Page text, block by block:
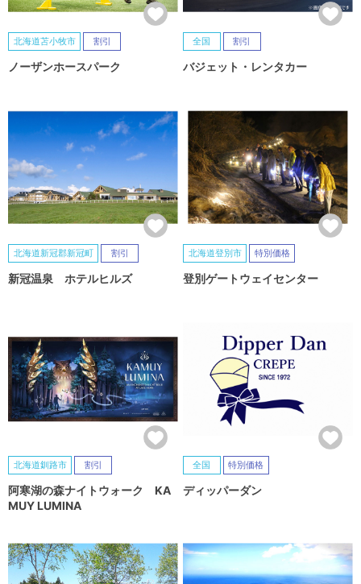
北海道苫小牧市 割引
ノーザンホースパーク
全国 割引
バジェット・レンタカー
北海道新冠郡新冠町 割引
新冠温泉 ホテルヒルズ
北海道登別市 特別価格
登別ゲートウェイセンター
北海道釧路市 割引
阿寒湖の森ナイトウォーク KA
MUY LUMINA
全国 特別価格
ディッパーダン